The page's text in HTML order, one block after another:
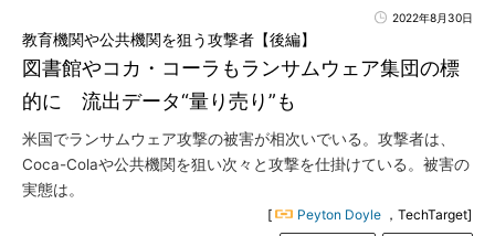
2022年8月30日
図書館やコカ・コーラもランサムウェア集団の標
的に 流出データ“量り売り”も
教育機関や公共機関を狙う攻撃者【後編】
米国でランサムウェア攻撃の被害が相次いでいる。攻撃者は、
Coca-Colaや公共機関を狙い次々と攻撃を仕掛けている。被害の
実態は。
[ Peyton Doyle ，TechTarget]